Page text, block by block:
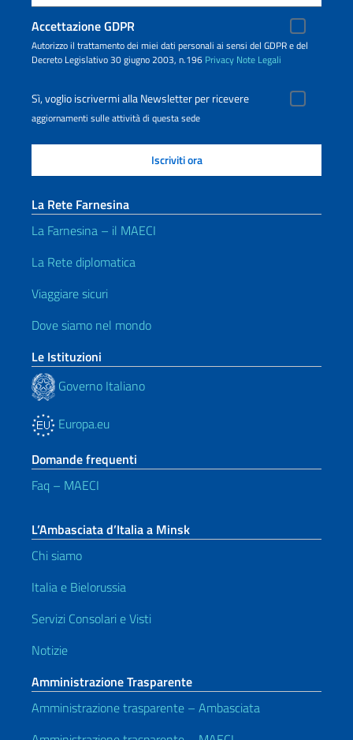
Accettazione GDPR
Autorizzo il trattamento dei miei dati personali ai sensi del GDPR e del
Decreto Legislativo 30 giugno 2003, n.196 Privacy Note Legali
Sì, voglio iscrivermi alla Newsletter per ricevere
aggiornamenti sulle attività di questa sede
La Rete Farnesina
La Farnesina – il MAECI
La Rete diplomatica
Viaggiare sicuri
Dove siamo nel mondo
Le Istituzioni
Governo Italiano
Europa.eu
Domande frequenti
Faq – MAECI
L’Ambasciata d’Italia a Minsk
Chi siamo
Italia e Bielorussia
Servizi Consolari e Visti
Notizie
Amministrazione Trasparente
Amministrazione trasparente – Ambasciata